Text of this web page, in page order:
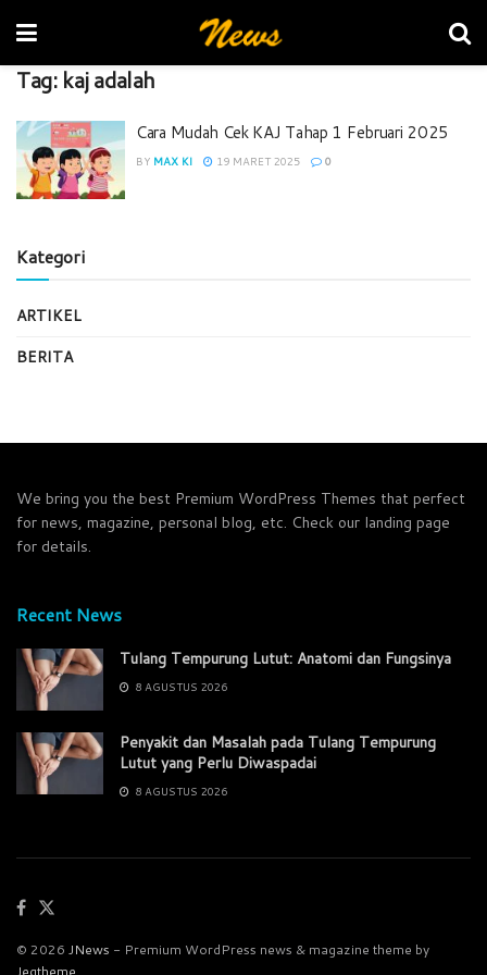
Tag: kaj adalah
Cara Mudah Cek KAJ Tahap 1 Februari 2025
BY MAX KI 19 MARET 2025 0
Kategori
ARTIKEL
BERITA
We bring you the best Premium WordPress Themes that perfect
for news, magazine, personal blog, etc. Check our landing page
for details.
Recent News
Tulang Tempurung Lutut: Anatomi dan Fungsinya
8 AGUSTUS 2026
Penyakit dan Masalah pada Tulang Tempurung
Lutut yang Perlu Diwaspadai
8 AGUSTUS 2026
© 2026 JNews - Premium WordPress news & magazine theme by